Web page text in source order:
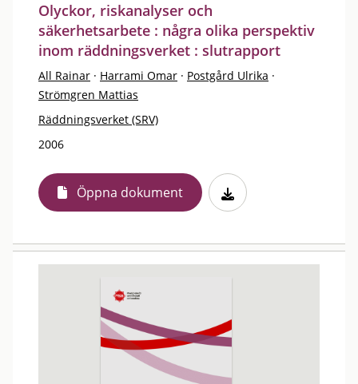
Olyckor, riskanalyser och
säkerhetsarbete : några olika perspektiv
inom räddningsverket : slutrapport
All Rainar · Harrami Omar · Postgård Ulrika ·
Strömgren Mattias
Räddningsverket (SRV)
2006
Öppna dokument